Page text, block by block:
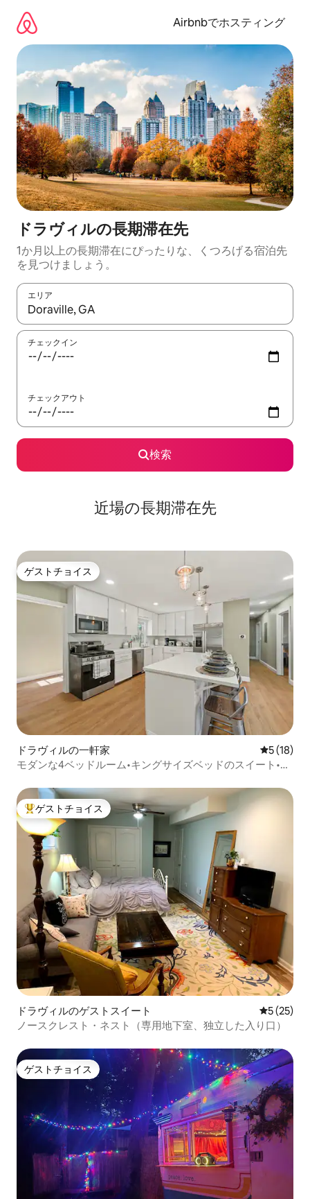
Airbnbでホスティング
ドラヴィルの長期滞在先
1か月以上の長期滞在にぴったりな、くつろげる宿泊先
を見つけましょう。
エリア
検索結果が表示されたら、上下の矢印キーを使って移動するか
チェックイン
チェックアウト
検索
近場の長期滞在先
ゲストチョイス
ゲストチョイス
ドラヴィルの一軒家 レビュー
5 (18)
モダンな4ベッドルーム•キングサイズベッドのスイート•電
大好評のゲストチョイスです。
ゲストチョイス
ドラヴィルのゲストスイート レビュー
5 (25)
ノースクレスト・ネスト（専用地下室、独立した入り口）
ゲストチョイス
ゲストチョイス